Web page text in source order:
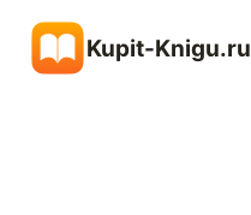
содержимому
Kupit-Knigu.ru